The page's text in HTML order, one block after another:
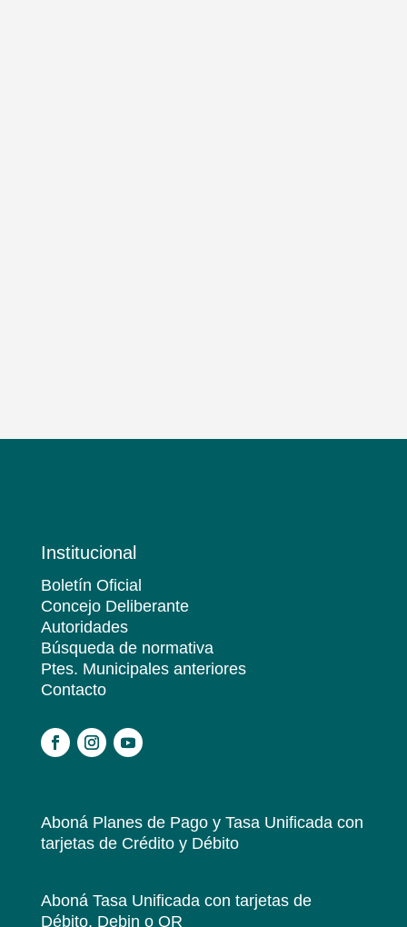
Institucional
Boletín Oficial
Concejo Deliberante
Autoridades
Búsqueda de normativa
Ptes. Municipales anteriores
Contacto
Aboná Planes de Pago y Tasa Unificadacon
tarjetas de Crédito y Débito
Aboná Tasa Unificadacon tarjetas de
Débito, Debin o QR